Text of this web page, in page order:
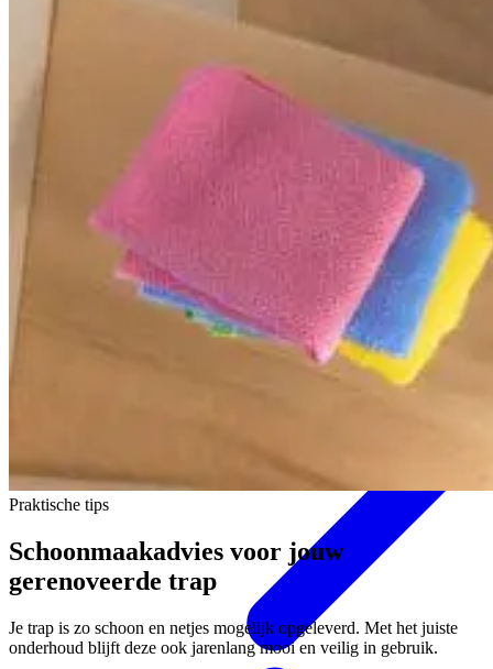
Bezoek onze showroom in Zwolle
Praktische tips
Schoonmaakadvies voor jouw
gerenoveerde trap
Je trap is zo schoon en netjes mogelijk opgeleverd. Met het juiste
onderhoud blijft deze ook jarenlang mooi en veilig in gebruik.